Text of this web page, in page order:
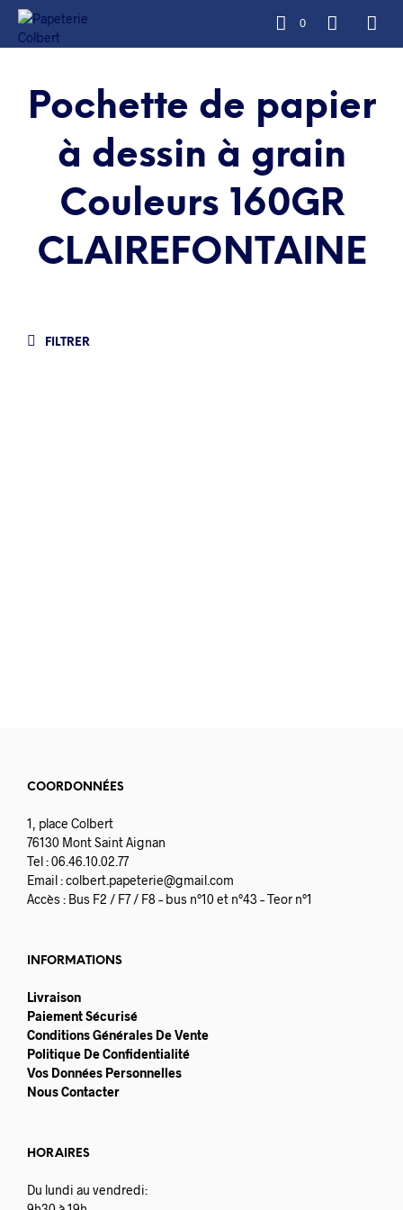
0
Pochette de papier
à dessin à grain
Couleurs 160GR
CLAIREFONTAINE
FILTRER
COORDONNÉES
1, place Colbert
76130 Mont Saint Aignan
Tel : 06.46.10.02.77
Email :colbert.papeterie@gmail.com
Accès : Bus F2 / F7 / F8 – bus n°10 et n°43 – Teor n°1
INFORMATIONS
Livraison
Paiement Sécurisé
Conditions Générales De Vente
Politique De Confidentialité
Vos Données Personnelles
Nous Contacter
HORAIRES
Du lundi au vendredi: